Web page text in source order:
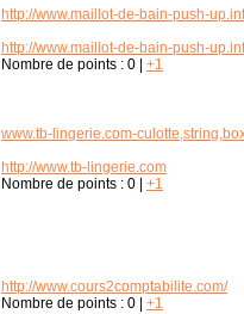
http://www.maillot-de-bain-push-
http://www.maillot-de-bain-push-
Nombre de points : 0 +1
www.tb-lingerie.com-
http://www.tb-lingerie.com
Nombre de points : 0 +1
http://www.cours2comptabilite.com/
Nombre de points : 0 +1